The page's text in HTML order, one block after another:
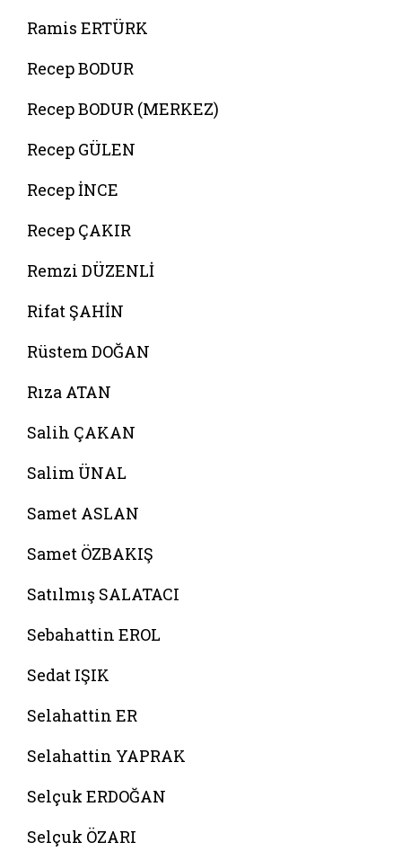
Ramis ERTÜRK
Recep BODUR
Recep BODUR (MERKEZ)
Recep GÜLEN
Recep İNCE
Recep ÇAKIR
Remzi DÜZENLİ
Rifat ŞAHİN
Rüstem DOĞAN
Rıza ATAN
Salih ÇAKAN
Salim ÜNAL
Samet ASLAN
Samet ÖZBAKIŞ
Satılmış SALATACI
Sebahattin EROL
Sedat IŞIK
Selahattin ER
Selahattin YAPRAK
Selçuk ERDOĞAN
Selçuk ÖZARI